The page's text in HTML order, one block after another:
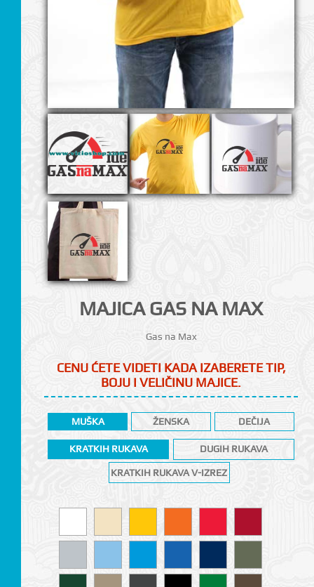
MAJICA GAS NA MAX
Gas na Max
CENU ĆETE VIDETI KADA IZABERETE TIP,
BOJU I VELIČINU MAJICE.
MUŠKA ŽENSKA DEČIJA
KRATKIH RUKAVA DUGIH RUKAVA
KRATKIH RUKAVA V-IZREZ